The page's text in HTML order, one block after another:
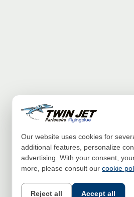
Our website uses cookies for
additional features, personalize
advertising. With your consent,
more, please consult ourcookie
Reject all Accept all